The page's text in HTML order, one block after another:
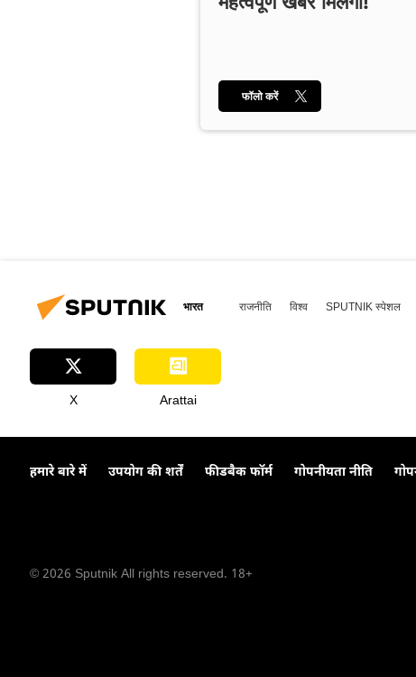
फॉलो करें
भारत राजनीति विश्व SPUTNIK स्पेशल
X Arattai
हमारे बारे में उपयोग की शर्तें फीडबैक फॉर्म गोपनीयता नीति
© 2026 Sputnik All rights reserved. 18+